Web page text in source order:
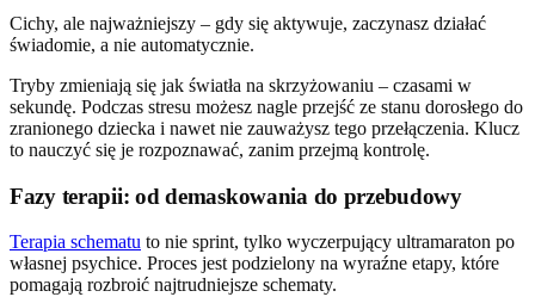
Cichy, ale najważniejszy – gdy się aktywuje, zaczynasz działać
świadomie, a nie automatycznie.
Tryby zmieniają się jak światła na skrzyżowaniu – czasami w
sekundę. Podczas stresu możesz nagle przejść ze stanu dorosłego do
zranionego dziecka i nawet nie zauważysz tego przełączenia. Klucz
to nauczyć się je rozpoznawać, zanim przejmą kontrolę.
Fazy terapii: od demaskowania do przebudowy
Terapia schematu to nie sprint, tylko wyczerpujący ultramaraton po
własnej psychice. Proces jest podzielony na wyraźne etapy, które
pomagają rozbroić najtrudniejsze schematy.